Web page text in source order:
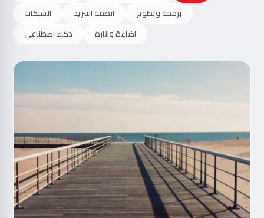
برمجة وتطوير
انظمة التبريد
الشبكات
اضاءة وانارة
ذكاء اصطناعي